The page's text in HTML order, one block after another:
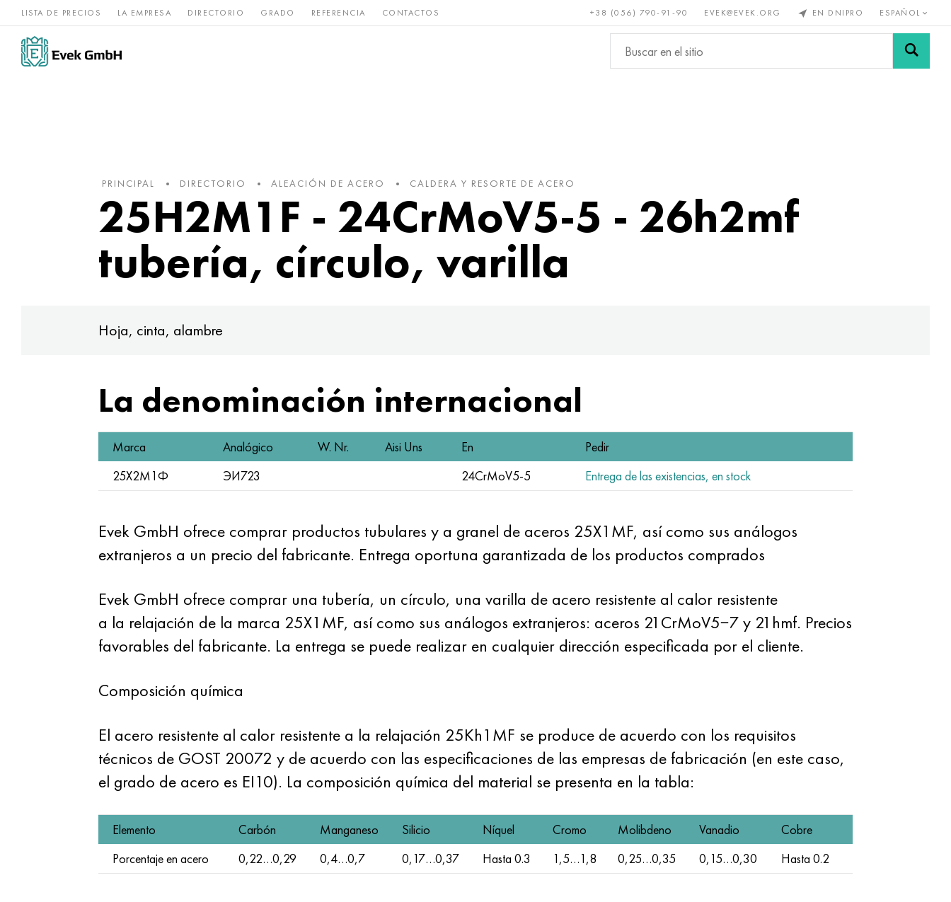
LISTA DE PRECIOS LA EMPRESA DIRECTORIO GRADO REFERENCIA CONTACTOS +38 (056) 790-91-90 EVEK@EVEK.ORG EN DNIPRO ESPAÑOL
Aleaciones de
níquel
acero Raro y Bronce, cobre, Metales no
ferrosos
Aleación de Mallas y
PRINCIPAL DIRECTORIO ALEACIÓN DE ACERO CALDERA Y RESORTE DE ACERO
25H2M1F - 24CrMoV5-5 - 26h2mf
tubería, círculo, varilla
Hoja, cinta, alambre
La denominación internacional
Marca Analógico W. Nr. Aisi Uns En
Pedir
25Х2М1Ф
ЭИ723 24CrMoV5-5 Entrega de las existencias, en stock
Evek GmbH ofrece comprar productos tubulares y a granel de aceros 25X1MF, así como sus análogos
extranjeros a un precio del fabricante. Entrega oportuna garantizada de los productos comprados
Evek GmbH ofrece comprar una tubería, un círculo, una varilla de acero resistente al calor resistente
a la relajación de la marca 25X1MF, así como sus análogos extranjeros: aceros 21CrMoV5−7 y 21hmf. Precios
favorables del fabricante. La entrega se puede realizar en cualquier dirección especificada por el cliente.
Composición química
El acero resistente al calor resistente a la relajación 25Kh1MF se produce de acuerdo con los requisitos
técnicos de GOST 20072 y de acuerdo con las especificaciones de las empresas de fabricación (en este caso,
el grado de acero es EI10). La composición química del material se presenta en la tabla:
Elemento Carbón Manganeso Silicio Níquel Cromo Molibdeno Vanadio
Cobre
Porcentaje en acero
0,22…0,29 0,4…0,7 0,17…0,37 Hasta 0.3 1,5…1,8 0,25…0,35 0,15…0,30 Hasta 0.2